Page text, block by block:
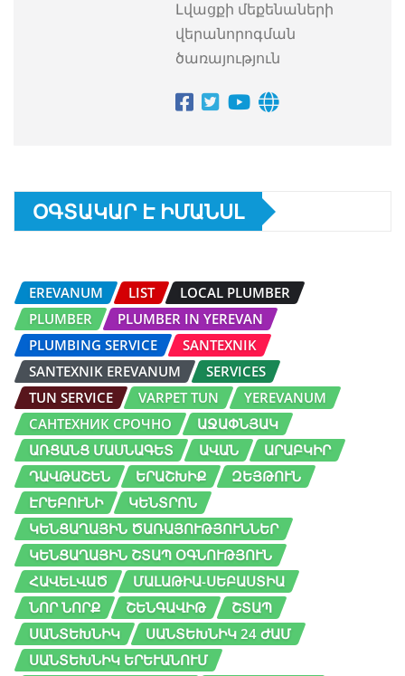
Լվացքի մեքենաների
վերանորոգման
ծառայություն
ՕԳՏԱԿԱՐ Է ԻՄԱՆՍԼ
EREVANUM LIST
LOCAL PLUMBER
PLUMBER
PLUMBER IN YEREVAN
PLUMBING SERVICE
SANTEXNIK
SANTEXNIK EREVANUM
SERVICES
TUN SERVICE
VARPET TUN
YEREVANUM
САНТЕХНИК СРОЧНО
ԱՋԱՓՆՅԱԿ
ԱՌՑԱՆՑ ՄԱՍՆԱԳԵՏ
ԱՎԱՆ
ԱՐԱԲԿԻՐ
ԴԱՎԹԱՇԵՆ
ԵՐԱՇԽԻՔ
ԶԵՅԹՈՒՆ
ԷՐԵԲՈՒՆԻ
ԿԵՆՏՐՈՆ
ԿԵՆՑԱՂԱՅԻՆ ԾԱՌԱՅՈՒԹՅՈՒՆՆԵՐ
ԿԵՆՑԱՂԱՅԻՆ ՇՏԱՊ ՕԳՆՈՒԹՅՈՒՆ
ՀԱՎԵԼՎԱԾ
ՄԱԼԱԹԻԱ-ՍԵԲԱՍՏԻԱ
ՆՈՐ ՆՈՐՔ
ՇԵՆԳԱՎԻԹ
ՇՏԱՊ
ՍԱՆՏԵԽՆԻԿ
ՍԱՆՏԵԽՆԻԿ 24 ԺԱՄ
ՍԱՆՏԵԽՆԻԿ ԵՐԵՒԱՆՈՒՄ